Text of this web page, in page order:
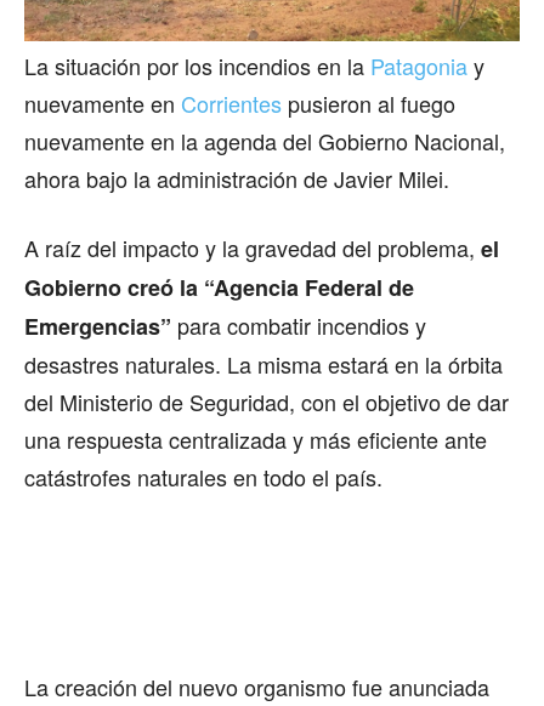
La situación por los incendios en la Patagoniay
nuevamente en Corrientes pusieron al fuego
nuevamente en la agenda del Gobierno Nacional,
ahora bajo la administración de Javier Milei.
A raíz del impacto y la gravedad del problema, el
Gobierno creó la “Agencia Federal de
Emergencias” para combatir incendios y
desastres naturales. La misma estará en la órbita
del Ministerio de Seguridad, con el objetivo de dar
una respuesta centralizada y más eficiente ante
catástrofes naturales en todo el país.
La creación del nuevo organismo fue anunciada